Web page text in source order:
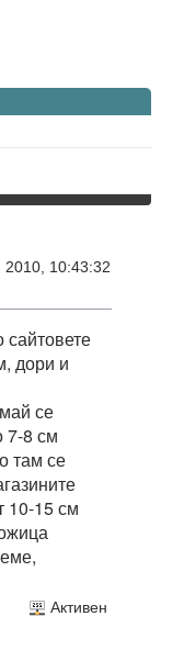
10:43:32
дори и
се
7-8 см
там се
10-15 см
Активен